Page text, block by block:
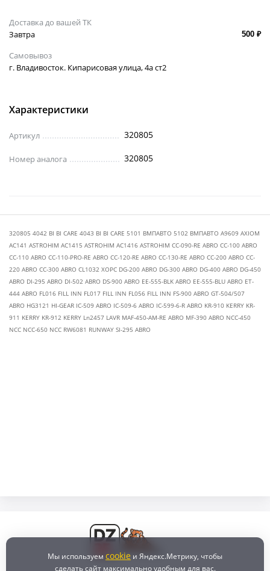
Доставка до вашей ТК
Завтра
500 ₽
Самовывоз
г. Владивосток. Кипарисовая улица, 4а ст2
Характеристики
Артикул 320805
Номер аналога 320805
320805 4042 BI BI CARE 4043 BI BI CARE 5101 ВМПАВТО 5102 ВМПАВТО A9609 AXIOM
AC141 ASTROHIM AC1415 ASTROHIM AC1416 ASTROHIM CC-090-RE ABRO CC-100 ABRO
CC-110 ABRO CC-110-PRO-RE ABRO CC-120-RE ABRO CC-130-RE ABRO CC-200 ABRO CC-
220 ABRO CC-300 ABRO CL1032 ХОРС DG-200 ABRO DG-300 ABRO DG-400 ABRO DG-450
ABRO DI-295 ABRO DI-502 ABRO DS-900 ABRO EE-555-BLK ABRO EE-555-BLU ABRO ET-
444 ABRO FL016 FILL INN FL017 FILL INN FL056 FILL INN FS-900 ABRO GT-504/507
ABRO HG3121 HI-GEAR IC-509 ABRO IC-509-6 ABRO IC-599-6-R ABRO KR-910 KERRY KR-
911 KERRY KR-912 KERRY Ln2457 LAVR MAF-450-AM-RE ABRO MF-390 ABRO NCC-450
NCC NCC-650 NCC RW6081 RUNWAY SI-295 ABRO
Мы используем cookie и Яндекс.Метрику, чтобы
сделать сайт максимально удобным для вас.